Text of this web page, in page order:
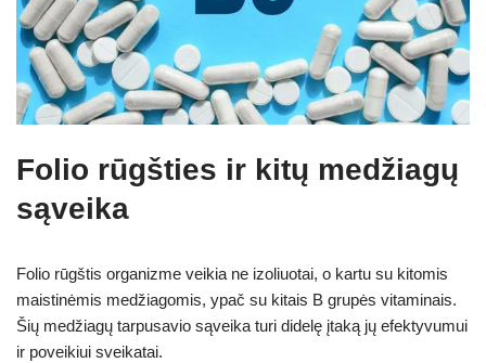
Folio rūgšties ir kitų medžiagų
sąveika
Folio rūgštis organizme veikia ne izoliuotai, o kartu su kitomis
maistinėmis medžiagomis, ypač su kitais B grupės vitaminais.
Šių medžiagų tarpusavio sąveika turi didelę įtaką jų efektyvumui
ir poveikiui sveikatai.